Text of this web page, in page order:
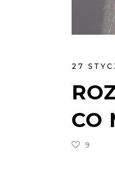
27
CO
9